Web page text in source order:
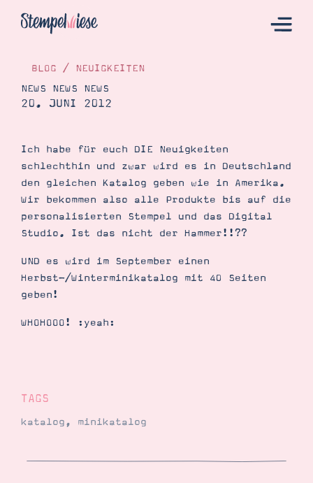
Katalog
Bestellen
Kontakt
Demonstrator werden
BLOG / NEUIGKEITEN
NEWS NEWS NEWS
20. JUNI 2012
Ich habe für euch DIE Neuigkeiten
schlechthin und zwar wird es in Deutschland
den gleichen Katalog geben wie in Amerika.
Wir bekommen also alle Produkte bis auf die
personalisierten Stempel und das Digital
Studio. Ist das nicht der Hammer!!??
UND es wird im September einen
Herbst-/Winterminikatalog mit 40 Seiten
geben!
WHOHOOO! :yeah:
TAGS
katalog, minikatalog